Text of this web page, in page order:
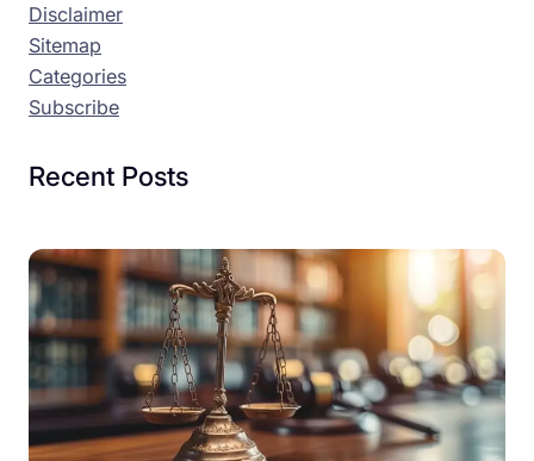
Disclaimer
Sitemap
Categories
Subscribe
Recent Posts